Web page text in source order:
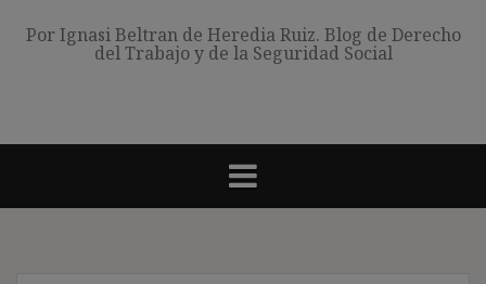
Por Ignasi Beltran de Heredia Ruiz. Blog de Derecho
del Trabajo y de la Seguridad Social